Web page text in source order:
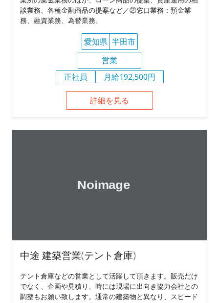
談業務、各種金融商品の提案など／②窓口業務：預金業
務、融資業務、為替業務、
愛知県 半田市
営業
正社員
月給192,500円
詳細を見る
中途 建築営業(テント倉庫)
テント倉庫などの営業として活躍して頂きます。販売だけ
でなく、企画や見積り、時には現場に出向き協力会社との
調整もお願い致します。通常の建築物と異なり、スピード